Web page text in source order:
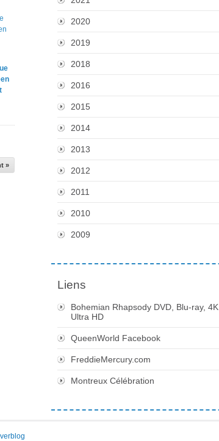
»
2020
2019
2018
2016
2015
2014
2013
2012
2011
2010
2009
Liens
Bohemian Rhapsody DVD, Blu-ray, 4K
Ultra HD
QueenWorld Facebook
FreddieMercury.com
Montreux Célébration